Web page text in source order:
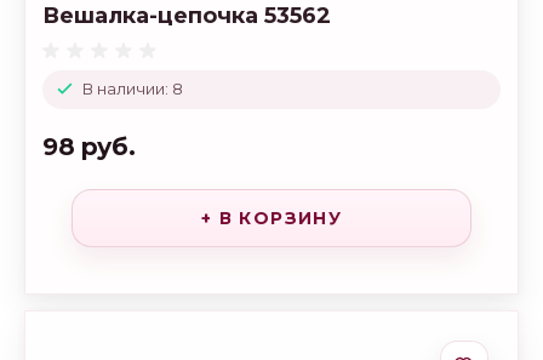
В наличии: 8
Вешалка-цепочка 53562
98 руб.
+ В КОРЗИНУ